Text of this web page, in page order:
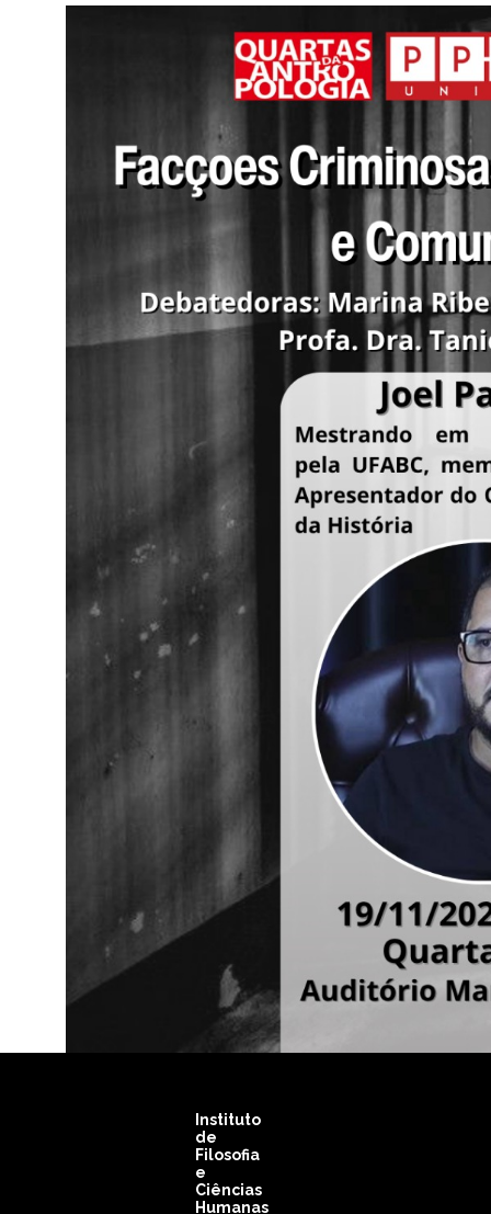
Instituto
de
Filosofia
e
Ciências
Humanas